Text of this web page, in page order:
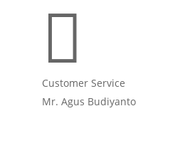

Customer Service
Mr. Agus Budiyanto